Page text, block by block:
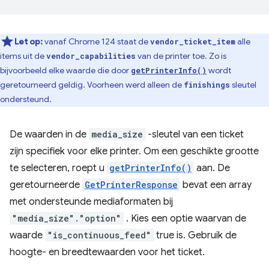
Let op:vanaf Chrome 124 staat devendor_ticket_itemalle
items uit devendor_capabilities van de printer toe. Zo is
bijvoorbeeld elke waarde die door getPrinterInfo() wordt
geretourneerd geldig. Voorheen werd alleen de finishings sleutel
ondersteund.
De waarden in de media_size -sleutel van een ticket
zijn specifiek voor elke printer. Om een ​​geschikte grootte
te selecteren, roept u getPrinterInfo() aan. De
geretourneerde GetPrinterResponse bevat een array
met ondersteunde mediaformaten bij
"media_size"."option"
. Kies een optie waarvan de
waarde "is_continuous_feed" true is. Gebruik de
hoogte- en breedtewaarden voor het ticket.